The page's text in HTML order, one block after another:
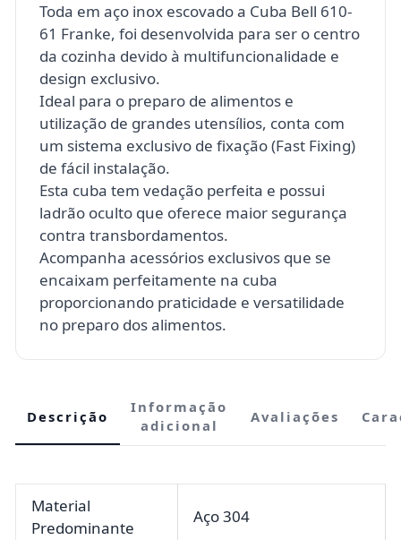
Toda em aço inox escovado a Cuba Bell 610-
61 Franke, foi desenvolvida para ser o centro
da cozinha devido à multifuncionalidade e
design exclusivo.
Ideal para o preparo de alimentos e
utilização de grandes utensílios, conta com
um sistema exclusivo de fixação (Fast Fixing)
de fácil instalação.
Esta cuba tem vedação perfeita e possui
ladrão oculto que oferece maior segurança
contra transbordamentos.
Acompanha acessórios exclusivos que se
encaixam perfeitamente na cuba
proporcionando praticidade e versatilidade
no preparo dos alimentos.
Descrição
Informação
adicional
Avaliações
Material
Predominante
Aço 304